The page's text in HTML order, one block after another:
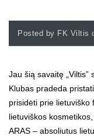
Posted by FK Viltis
Jau šią savaitę
Klubas pradeda
prisidėti prie lietuviško
lietuviškos
ARAS – absoliutus